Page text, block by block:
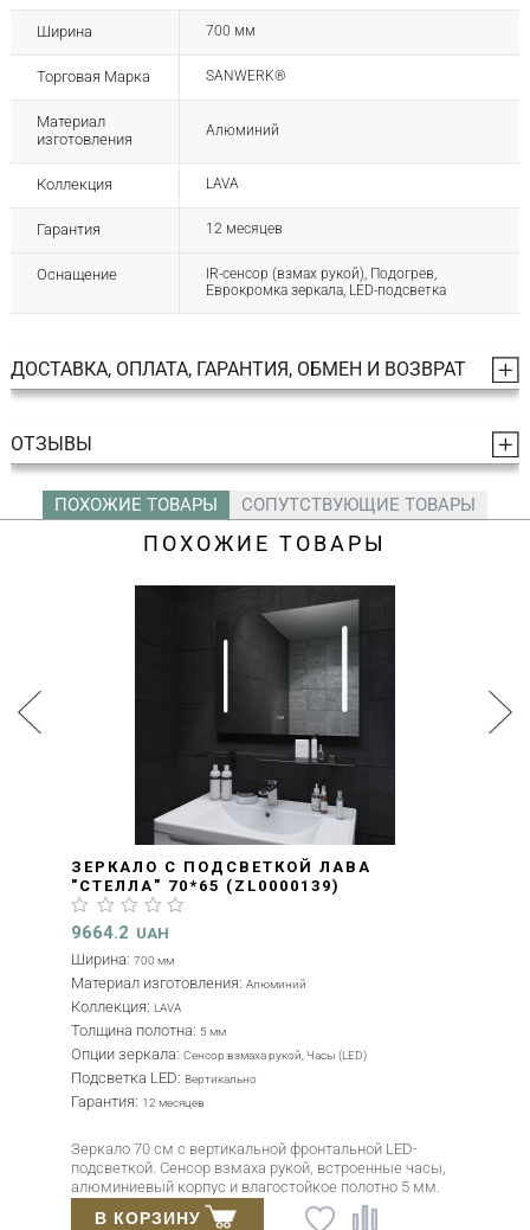
Ширина 700 мм
Торговая Марка SANWERK®
Материал
изготовления
Алюминий
Коллекция LAVA
Гарантия 12 месяцев
Оснащение
IR-сенсор (взмах рукой), Подогрев,
Еврокромка зеркала, LED-подсветка
ДОСТАВКА, ОПЛАТА, ГАРАНТИЯ, ОБМЕН И ВОЗВРАТ
ОТЗЫВЫ
ПОХОЖИЕ ТОВАРЫ СОПУТСТВУЮЩИЕ ТОВАРЫ
ПОХОЖИЕ ТОВАРЫ
ЗЕРКАЛО С ПОДСВЕТКОЙ ЛАВА
"СТЕЛЛА" 70*65 (ZL0000139)
9664.2 UAH
Ширина: 700 мм
Материал изготовления: Алюминий
Коллекция: LAVA
Толщина полотна: 5 мм
Опции зеркала: Сенсор взмаха рукой, Часы (LED)
Подсветка LED: Вертикально
Гарантия: 12 месяцев
Зеркало 70 см с вертикальной фронтальной LED-
подсветкой. Сенсор взмаха рукой, встроенные часы,
алюминиевый корпус и влагостойкое полотно 5 мм.
В КОРЗИНУ